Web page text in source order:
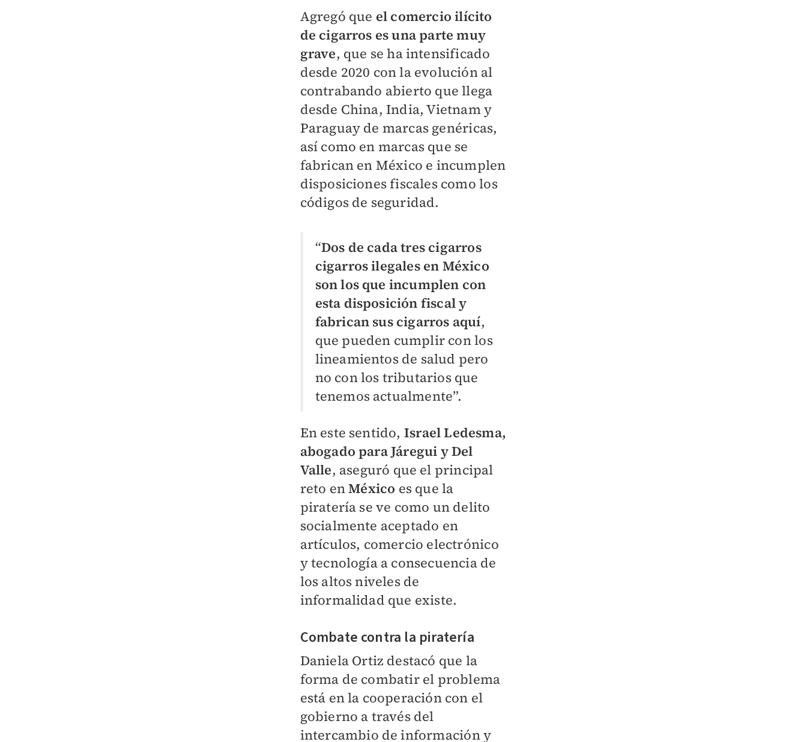
Agregó que el comercio ilícito
de cigarros es una parte muy
grave, que se ha intensificado
desde 2020 con la evolución al
contrabando abierto que llega
desde China, India, Vietnam y
Paraguay de marcas genéricas,
así como en marcas que se
fabrican en México e incumplen
disposiciones fiscales como los
códigos de seguridad.
“Dos de cada tres cigarros
cigarros ilegales en México
son los que incumplen con
esta disposición fiscal y
fabrican sus cigarros aquí,
que pueden cumplir con los
lineamientos de salud pero
no con los tributarios que
tenemos actualmente”.
En este sentido, Israel Ledesma,
abogado para Járegui y Del
Valle, aseguró que el principal
reto enMéxico es que la
piratería se ve como un delito
socialmente aceptado en
artículos, comercio electrónico
y tecnología a consecuencia de
los altos niveles de
informalidad que existe.
Combate contra la piratería
Daniela Ortiz destacó que la
forma de combatir el problema
está en la cooperación con el
gobierno a través del
intercambio de información y